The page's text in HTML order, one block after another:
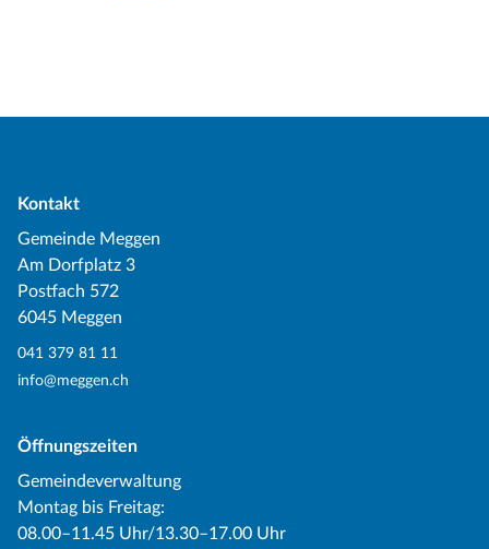
Kontakt
Gemeinde Meggen
Am Dorfplatz 3
Postfach 572
6045 Meggen
041 379 81 11
info@meggen.ch
Öffnungszeiten
Gemeindeverwaltung
Montag bis Freitag:
08.00–11.45 Uhr/13.30–17.00 Uhr